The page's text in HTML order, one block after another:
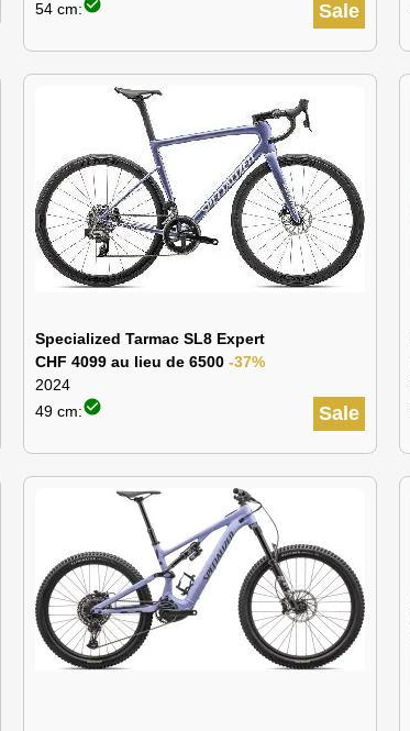
Sale
54 cm:check_circle
Specialized Tarmac SL8 Expert
CHF 4099 au lieu de 6500 -37%
2024
Sale
49 cm:check_circle